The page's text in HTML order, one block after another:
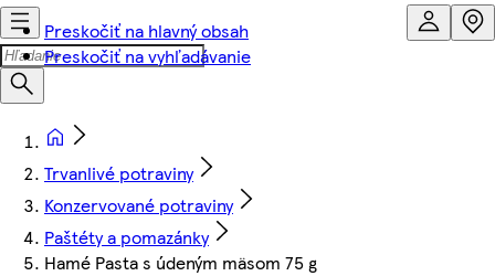
Preskočiť na hlavný obsah
Preskočiť na vyhľadávanie
Trvanlivé potraviny
Konzervované potraviny
Paštéty a pomazánky
Hamé Pasta s údeným mäsom 75 g